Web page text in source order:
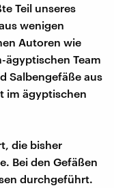
Teil unseres
wenigen
Autoren wie
ägyptischen Team
Salbengefäße aus
im ägyptischen
die bisher
Bei den Gefäßen
durchgeführt.